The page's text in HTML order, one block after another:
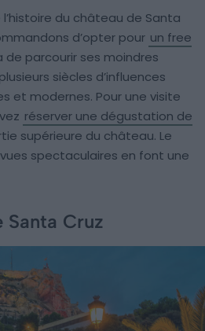
du château de Santa
d’opter pour un free
parcourir ses moindres
siècles d’influences
et modernes. Pour une visite
réserver une dégustation de
supérieure du château. Le
spectaculaires en font une
Santa Cruz